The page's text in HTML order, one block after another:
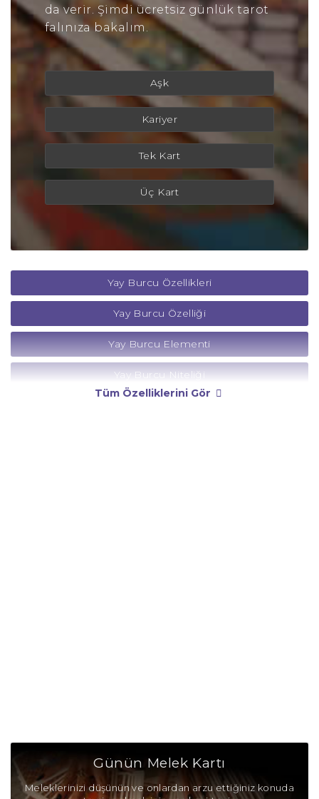
da verir. Şimdi ücretsiz günlük tarot
falınıza bakalım.
Aşk
Kariyer
Tek Kart
Üç Kart
Yay Burcu Özellikleri
Yay Burcu Özelliği
Yay Burcu Elementi
Yay Burcu Niteliği
Yay Burcu Olumlu Yönleri
Yay Burcu Olumsuz Yönleri
Tüm Özelliklerini Gör
Günün Melek Kartı
Meleklerinizi düşünün ve onlardan arzu ettiğiniz konuda